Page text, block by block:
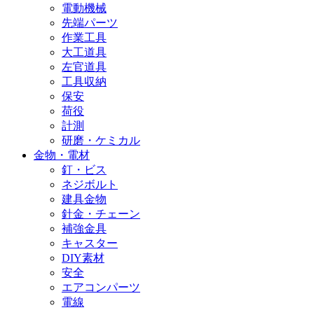
電動機械
先端パーツ
作業工具
大工道具
左官道具
工具収納
保安
荷役
計測
研磨・ケミカル
金物・電材
釘・ビス
ネジボルト
建具金物
針金・チェーン
補強金具
キャスター
DIY素材
安全
エアコンパーツ
電線